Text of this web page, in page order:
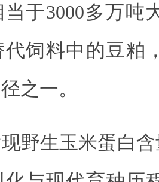
于3000多万吨
饲料中的豆粕
之一。
野生玉米蛋白